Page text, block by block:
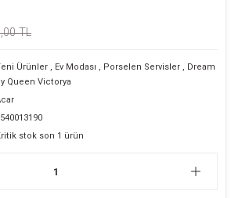
TL
Ürünler , Ev Modası , Porselen Servisler , Dream
Queen Victorya
stok son 1 ürün